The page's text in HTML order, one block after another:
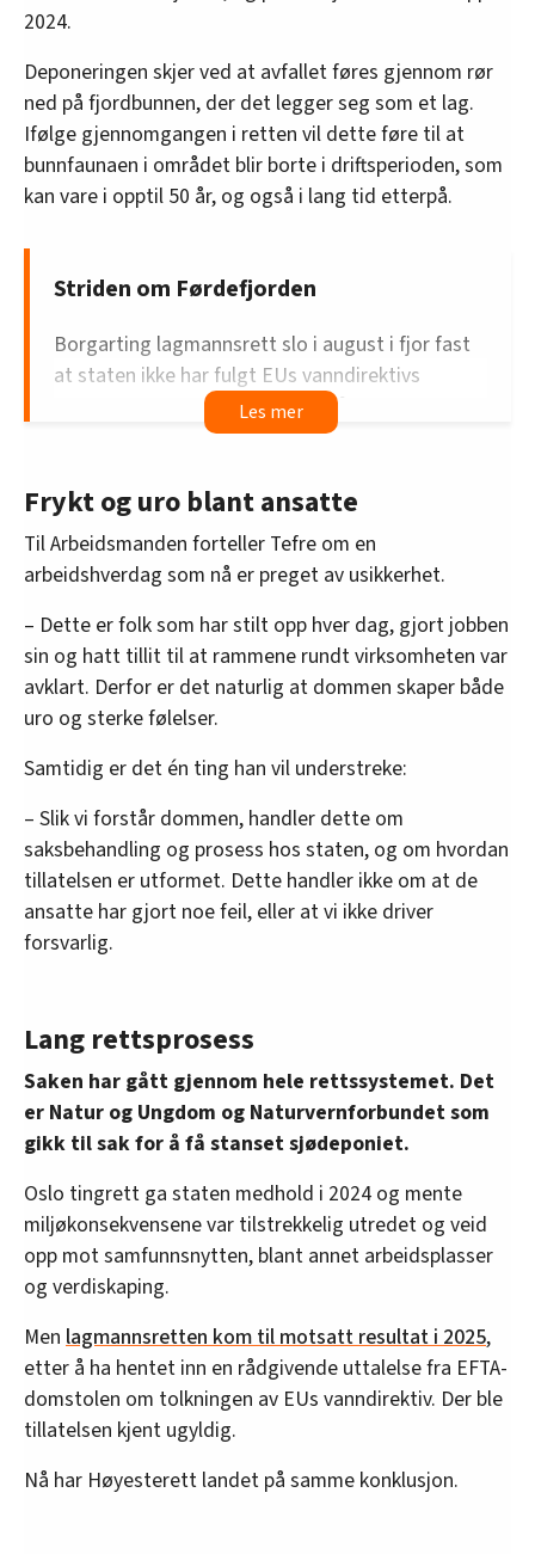
2024.
Deponeringen skjer ved at avfallet føres gjennom rør
ned på fjordbunnen, der det legger seg som et lag.
Ifølge gjennomgangen i retten vil dette føre til at
bunnfaunaen i området blir borte i driftsperioden, som
kan vare i opptil 50 år, og også i lang tid etterpå.
Striden om Førdefjorden
Borgarting lagmannsrett slo i august i fjor fast
at staten ikke har fulgt EUs vanndirektivs
bestemmelser, som sier at de må kunne
dokumentere at fordelen som mineralene gir er
Og siden staten ikke har gjort dette som
vanndirektivet pålegger dem, er
utslippstillatelsen ugyldig.
Staten mener at det er flere hensyn gjør at
utslippstillatelsen er gyldig:
• Prosjektet vil gi betydelige inntekter i lang tid
fylkeskommune og stat.
• Prosjektet vil ha stor positiv effekt for
sysselsetting og bosetting lokalt. Befolkningen i
Naustdal er aldrende med behov for tilflytting
av folk i arbeidsfør alder.
Staten mener også at disse hensynene kan sees
på i sammenheng – det som kalles å kumulere
dem. Det er ikke lagmannsretten enig i.
Først bemerker lagmannsretten at det er på det
rene at etableringen av gruvevirksomhet på
Engebøfjellet har stor samfunnsmessig
betydning, og at virksomheten genererer
sysselsetting og verdiskaping.
Det dreier seg om varige og betydelige positive
ringvirkninger. Prosjektet har også hatt relativt
bred politisk oppslutning både lokalt og
nasjonalt.
Men, i lys av EUs vanndirektiv, avviser Borgarting
Frykt og uro blant ansatte
Til Arbeidsmanden forteller Tefre om en
arbeidshverdag som nå er preget av usikkerhet.
– Dette er folk som har stilt opp hver dag, gjort jobben
sin og hatt tillit til at rammene rundt virksomheten var
avklart. Derfor er det naturlig at dommen skaper både
uro og sterke følelser.
Samtidig er det én ting han vil understreke:
– Slik vi forstår dommen, handler dette om
saksbehandling og prosess hos staten, og om hvordan
tillatelsen er utformet. Dette handler ikke om at de
ansatte har gjort noe feil, eller at vi ikke driver
forsvarlig.
Lang rettsprosess
Saken har gått gjennom hele rettssystemet. Det
er Natur og Ungdom og Naturvernforbundet som
gikk til sak for å få stanset sjødeponiet.
Oslo tingrett ga staten medhold i 2024 og mente
miljøkonsekvensene var tilstrekkelig utredet og veid
opp mot samfunnsnytten, blant annet arbeidsplasser
og verdiskaping.
Men lagmannsretten kom til motsatt resultat i 2025,
etter å ha hentet inn en rådgivende uttalelse fra EFTA-
domstolen om tolkningen av EUs vanndirektiv. Der ble
tillatelsen kjent ugyldig.
Nå har Høyesterett landet på samme konklusjon.